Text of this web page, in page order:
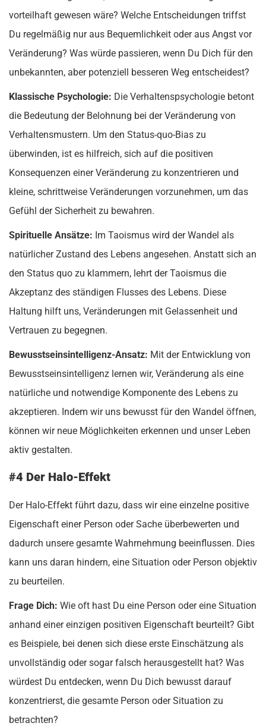
vorteilhaft gewesen wäre? Welche Entscheidungen triffst
Du regelmäßig nur aus Bequemlichkeit oder aus Angst vor
Veränderung? Was würde passieren, wenn Du Dich für den
unbekannten, aber potenziell besseren Weg entscheidest?
Klassische Psychologie: Die Verhaltenspsychologie betont
die Bedeutung der Belohnung bei der Veränderung von
Verhaltensmustern. Um den Status-quo-Bias zu
überwinden, ist es hilfreich, sich auf die positiven
Konsequenzen einer Veränderung zu konzentrieren und
kleine, schrittweise Veränderungen vorzunehmen, um das
Gefühl der Sicherheit zu bewahren.
Spirituelle Ansätze: Im Taoismus wird der Wandel als
natürlicher Zustand des Lebens angesehen. Anstatt sich an
den Status quo zu klammern, lehrt der Taoismus die
Akzeptanz des ständigen Flusses des Lebens. Diese
Haltung hilft uns, Veränderungen mit Gelassenheit und
Vertrauen zu begegnen.
Bewusstseinsintelligenz-Ansatz: Mit der Entwicklung von
Bewusstseinsintelligenz lernen wir, Veränderung als eine
natürliche und notwendige Komponente des Lebens zu
akzeptieren. Indem wir uns bewusst für den Wandel öffnen,
können wir neue Möglichkeiten erkennen und unser Leben
aktiv gestalten.
#4 Der Halo-Effekt
Der Halo-Effekt führt dazu, dass wir eine einzelne positive
Eigenschaft einer Person oder Sache überbewerten und
dadurch unsere gesamte Wahrnehmung beeinflussen. Dies
kann uns daran hindern, eine Situation oder Person objektiv
zu beurteilen.
Frage Dich: Wie oft hast Du eine Person oder eine Situation
anhand einer einzigen positiven Eigenschaft beurteilt? Gibt
es Beispiele, bei denen sich diese erste Einschätzung als
unvollständig oder sogar falsch herausgestellt hat? Was
würdest Du entdecken, wenn Du Dich bewusst darauf
konzentrierst, die gesamte Person oder Situation zu
betrachten?